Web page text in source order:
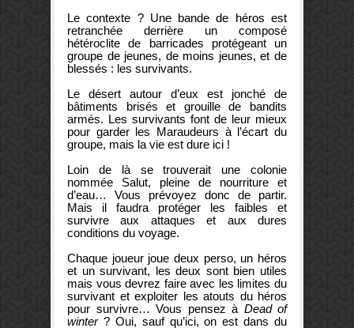
Le contexte ? Une bande de héros est
retranchée derrière un composé
hétéroclite de barricades protégeant un
groupe de jeunes, de moins jeunes, et de
blessés : les survivants.
Le désert autour d’eux est jonché de
bâtiments brisés et grouille de bandits
armés. Les survivants font de leur mieux
pour garder les Maraudeurs à l’écart du
groupe, mais la vie est dure ici !
Loin de là se trouverait une colonie
nommée Salut, pleine de nourriture et
d’eau… Vous prévoyez donc de partir.
Mais il faudra protéger les faibles et
survivre aux attaques et aux dures
conditions du voyage.
Chaque joueur joue deux perso, un héros
et un survivant, les deux sont bien utiles
mais vous devrez faire avec les limites du
survivant et exploiter les atouts du héros
pour survivre… Vous pensez à Dead of
winter? Oui, sauf qu’ici, on est dans du